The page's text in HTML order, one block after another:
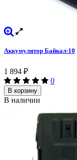
Аккумулятор Байкал-10
1 894 ₽
0
В корзину
В наличии